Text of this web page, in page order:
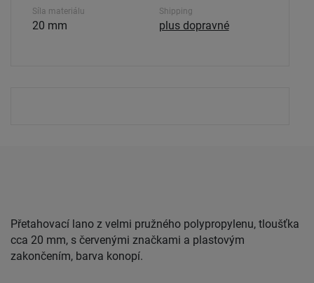
Síla materiálu
20 mm
Shipping
plus dopravné
Přetahovací lano z velmi pružného polypropylenu, tloušťka
cca 20 mm, s červenými značkami a plastovým
zakončením, barva konopí.